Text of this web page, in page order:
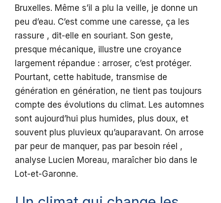
Bruxelles. Même s’il a plu la veille, je donne un
peu d’eau. C’est comme une caresse, ça les
rassure , dit-elle en souriant. Son geste,
presque mécanique, illustre une croyance
largement répandue : arroser, c’est protéger.
Pourtant, cette habitude, transmise de
génération en génération, ne tient pas toujours
compte des évolutions du climat. Les automnes
sont aujourd’hui plus humides, plus doux, et
souvent plus pluvieux qu’auparavant. On arrose
par peur de manquer, pas par besoin réel ,
analyse Lucien Moreau, maraîcher bio dans le
Lot-et-Garonne.